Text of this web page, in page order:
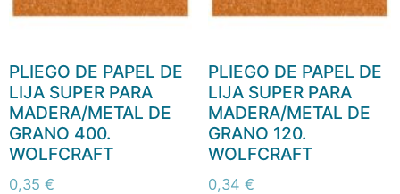
PLIEGO DE PAPEL DE
LIJA SUPER PARA
MADERA/METAL DE
GRANO 400.
WOLFCRAFT
0,35 €
PLIEGO DE PAPEL DE
LIJA SUPER PARA
MADERA/METAL DE
GRANO 120.
WOLFCRAFT
0,34 €